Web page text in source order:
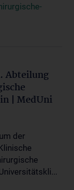
Abteilung
| MedUni
der